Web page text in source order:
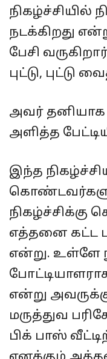
நடக்கிறது
பேசி
புட்டு, புட்டு
அவர் தனியாக
அளித்த
இந்த
நிகழ்ச்சிக்கு
எத்தனை கட்ட
என்று. உள்ளே
போட்டியாளராக
என்று
மருத்துவ
பிக் பாஸ்